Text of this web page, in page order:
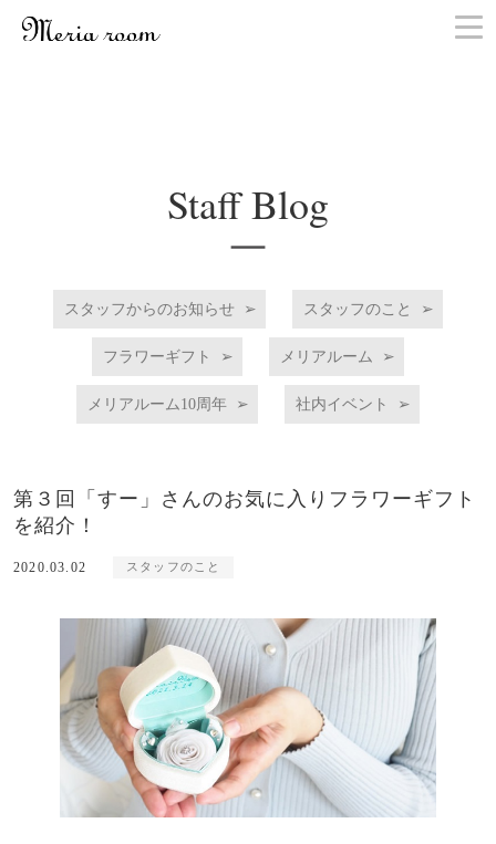
お問い合わせ
Staff Blog
スタッフからのお知らせ スタッフのこと
フラワーギフト メリアルーム
メリアルーム10周年 社内イベント
第３回「すー」さんのお気に入りフラワーギフト
を紹介！
2020.03.02 スタッフのこと